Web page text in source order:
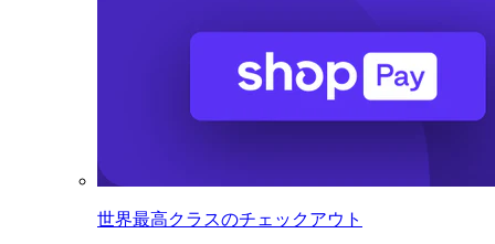
世界最高クラスのチェックアウト